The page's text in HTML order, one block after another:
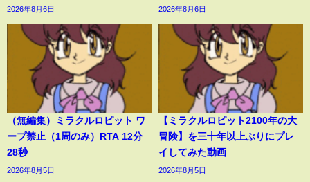
2026年8月6日 2026年8月6日
（無編集）ミラクルロピット ワ
ープ禁止（1周のみ）RTA 12分
28秒
2026年8月5日
【ミラクルロピット2100年の大
冒険】を三十年以上ぶりにプレ
イしてみた動画
2026年8月5日